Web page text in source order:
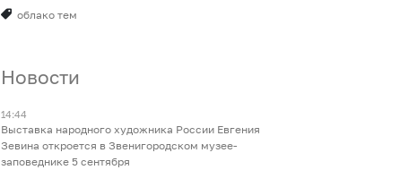
облако тем
Новости
14:44
Выставка народного художника России Евгения
Зевина откроется в Звенигородском музее-
заповеднике 5 сентября